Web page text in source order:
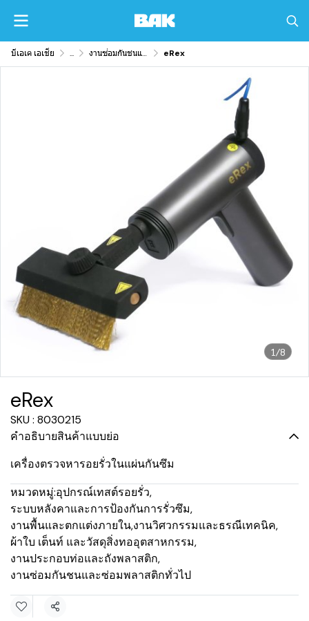
บีเอเค เอเชีย ... งานซ่อมกันชนและซ่อมพลาสติกทั่วไป eRex
1/8
eRex
SKU : 8030215
คำอธิบายสินค้าแบบย่อ
เครื่องตรวจหารอยรั่วในแผ่นกันซึม
หมวดหมู่:อุปกรณ์เทสต์รอยรั่ว,
ระบบหลังคาและการป้องกันการรั่วซึม,
งานพื้นและตกแต่งภายใน,งานวิศวกรรมและธรณีเทคนิค,
ผ้าใบ เต็นท์ และวัสดุสิ่งทออุตสาหกรรม,
งานประกอบท่อและถังพลาสติก,
งานซ่อมกันชนและซ่อมพลาสติกทั่วไป
แชร์